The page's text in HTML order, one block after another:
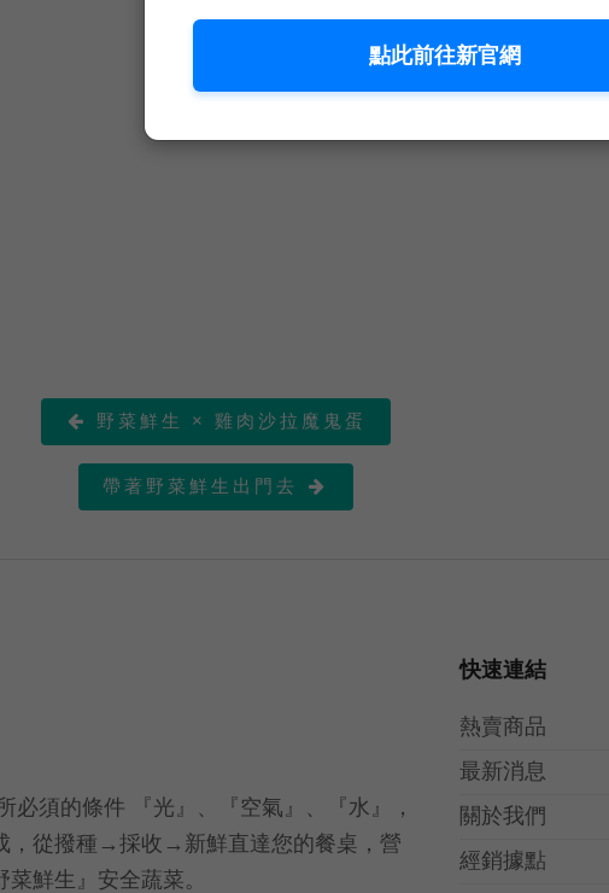
點此前往新官網
 野菜鮮生 × 雞肉沙拉魔鬼蛋
帶著野菜鮮生出門去 
必須的條件 『光』、『空氣』、『水』，
，從撥種→採收→新鮮直達您的餐桌，營
鮮生』安全蔬菜。
快速連結
熱賣商品
最新消息
關於我們
經銷據點